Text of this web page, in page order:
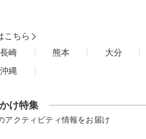
こちら
長崎 熊本
大分
沖縄
け特集
アクティビティ情報をお届け